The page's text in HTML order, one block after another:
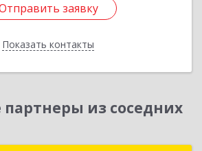
заявку
Показать контакты
заявку
Назад
из соседних